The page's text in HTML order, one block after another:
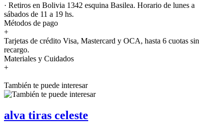
· Retiros en Bolivia 1342 esquina Basilea. Horario de lunes a
sábados de 11 a 19 hs.
Métodos de pago
+
Tarjetas de crédito Visa, Mastercard y OCA, hasta 6 cuotas sin
recargo.
Materiales y Cuidados
+
También te puede interesar
alva tiras celeste